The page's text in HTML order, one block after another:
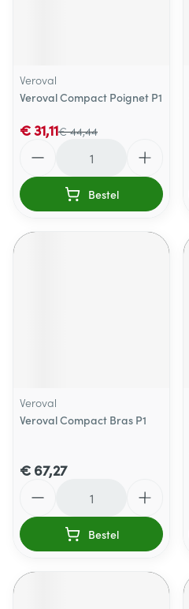
Veroval
Veroval Compact Poignet P1
€ 44,44
€ 31,11
Bestel
Veroval
Veroval Compact Bras P1
€ 67,27
Bestel